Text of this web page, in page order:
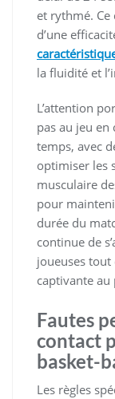
et rythmé.
d’une
la fluidité et
L’attention
pas au jeu en
temps, avec
optimiser les
musculaire
pour
durée du
continue de
joueuses
captivante au
Fautes
contact
basket-
Les règles